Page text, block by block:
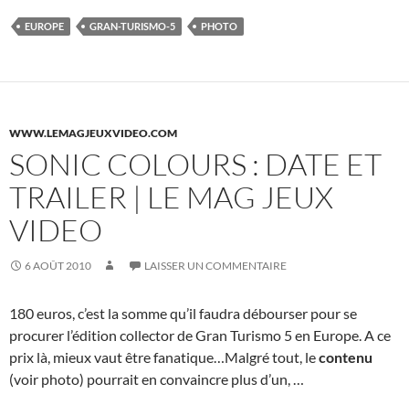
EUROPE GRAN-TURISMO-5 PHOTO
WWW.LEMAGJEUXVIDEO.COM
SONIC COLOURS : DATE ET
TRAILER | LE MAG JEUX
VIDEO
6 AOÛT 2010 LAISSER UN COMMENTAIRE
180 euros, c’est la somme qu’il faudra débourser pour se
procurer l’édition collector de Gran Turismo 5 en Europe. A ce
prix là, mieux vaut être fanatique…Malgré tout, lecontenu
(voir photo) pourrait en convaincre plus d’un, …